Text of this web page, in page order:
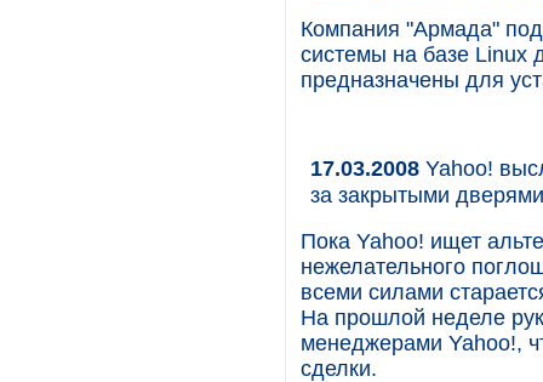
Компания "Армада"
системы на базе Linux
предназначены для
17.03.2008 Yahoo!
за закрытыми дверями
Пока Yahoo! ищет
нежелательного
всеми силами
На прошлой неделе
менеджерами Yahoo!,
сделки.